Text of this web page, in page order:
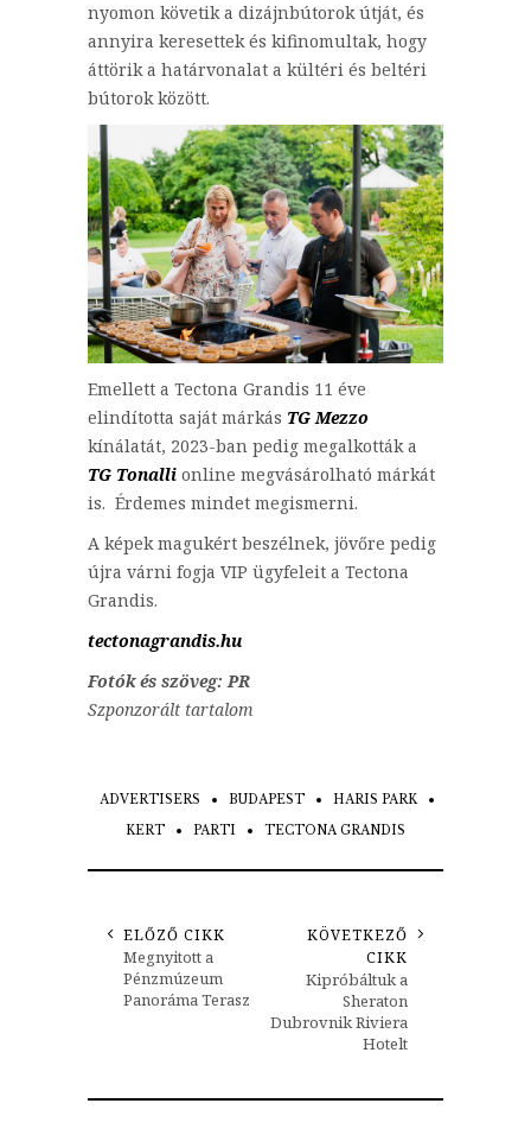
nyomon követik a dizájnbútorok útját, és
annyira keresettek és kifinomultak, hogy
áttörik a határvonalat a kültéri és beltéri
bútorok között.
Emellett a Tectona Grandis 11 éve
elindította saját márkás TG Mezzo
kínálatát, 2023-ban pedig megalkották a
TG Tonalli online megvásárolható márkát
is. Érdemes mindet megismerni.
A képek magukért beszélnek, jövőre pedig
újra várni fogja VIP ügyfeleit a Tectona
Grandis.
tectonagrandis.hu
Fotók és szöveg: PR
Szponzorált tartalom
ADVERTISERS BUDAPEST
HARIS PARK
KERT
PARTI TECTONA GRANDIS
ELŐZŐ CIKK
Megnyitott a
Pénzmúzeum
Panoráma Terasz
KÖVETKEZŐ
CIKK
Kipróbáltuk a
Sheraton
Dubrovnik Riviera
Hotelt